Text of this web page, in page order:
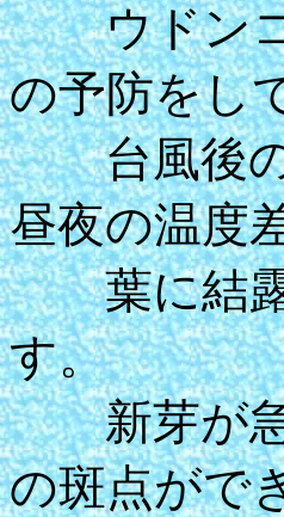
ウドンコ
の予防をし
台風後の
昼夜の温度
葉に結露
す。
新芽が急
の斑点がで